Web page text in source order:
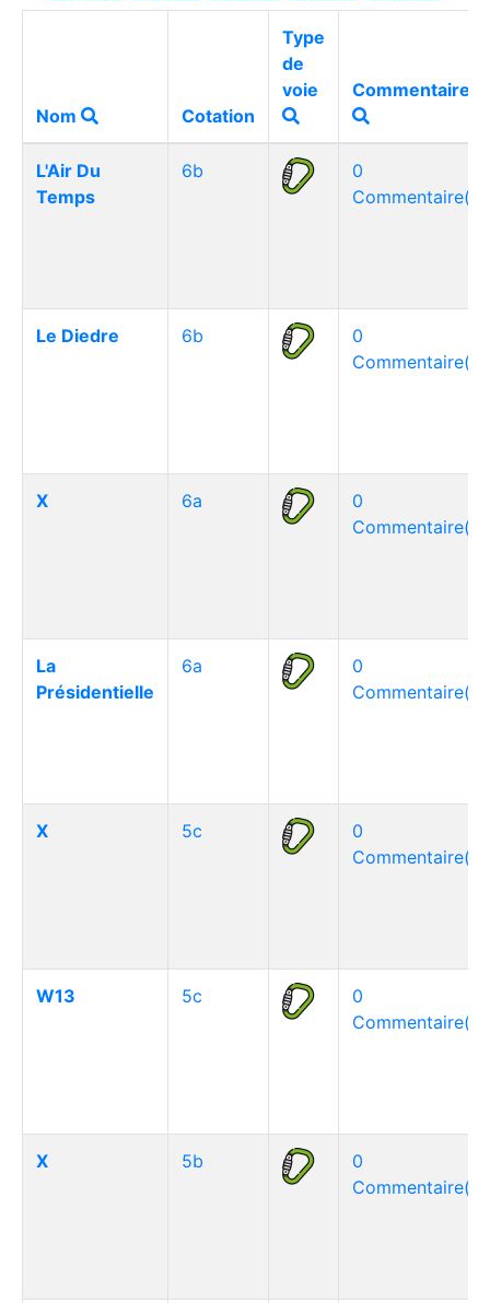
Nom Cotation
Type
de
voie
Commentaires
L'Air Du
Temps
6b
0
Commentaire(s)
Le Diedre 6b
0
Commentaire(s)
X 6a
0
Commentaire(s)
La
Présidentielle
6a
0
Commentaire(s)
X 5c
0
Commentaire(s)
W13 5c
0
Commentaire(s)
X 5b
0
Commentaire(s)